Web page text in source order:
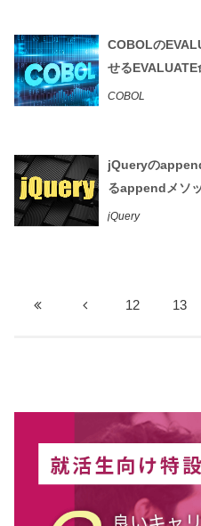
COBOLの
せる
COBOL
jQueryの
るappendメソ
jQuery
12 13